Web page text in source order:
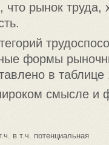
рынок труда,
формы
в таблице
смысле и
в т.ч. потенциальная